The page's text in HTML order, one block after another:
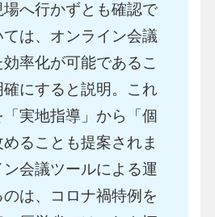
へ行かずとも確認で
ては、オンライン会議
率化が可能であるこ
確にすると説明。これ
実地指導」から「個
ることも提案されま
ン会議ツールによる運
は、コロナ禍特例を